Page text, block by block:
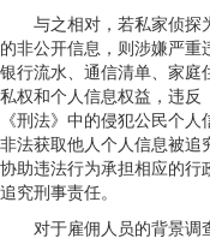
与之相对，若私家侦探
的非公开信息，则涉嫌严重
银行流水、通信清单、家庭
私权和个人信息权益，违
《刑法》中的侵犯公民个
非法获取他人个人信息被追
协助违法行为承担相应的行
追究刑事责任。
对于雇佣人员的背景调